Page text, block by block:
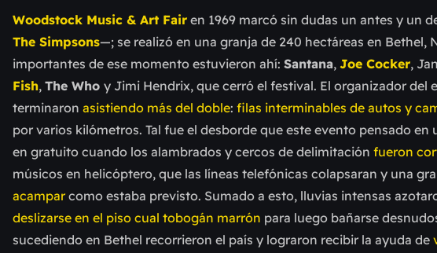
Woodstock Music & Art Fair en 1969 marcó sin dudas un antes y un
The Simpsons—; se realizó en una granja de 240 hectáreas en Bethel,
importantes de ese momento estuvieron ahí: Santana, Joe Cocker,
Fish, The Who y Jimi Hendrix, que cerró el festival. El organizador del
terminaron asistiendo más del doble: filas interminables de autos y
por varios kilómetros. Tal fue el desborde que este evento pensado
en gratuito cuando los alambrados y cercos de delimitación fueron
músicos en helicóptero, que las líneas telefónicas colapsaran y una
acamparcomo estaba previsto. Sumado a esto, lluvias intensas
deslizarse en el piso cual tobogán marrón para luego bañarse
sucediendo en Bethel recorrieron el país y lograron recibir la ayuda de